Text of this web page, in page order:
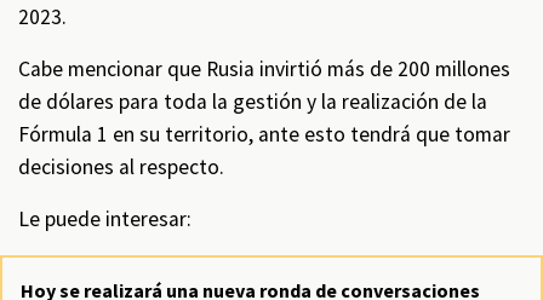
2023.
Cabe mencionar que Rusia invirtió más de 200 millones
de dólares para toda la gestión y la realización de la
Fórmula 1 en su territorio, ante esto tendrá que tomar
decisiones al respecto.
Le puede interesar:
Hoy se realizará una nueva ronda de conversaciones